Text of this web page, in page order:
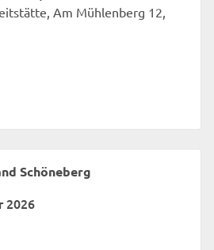
Am Mühlenberg 12,
Schöneberg
2026